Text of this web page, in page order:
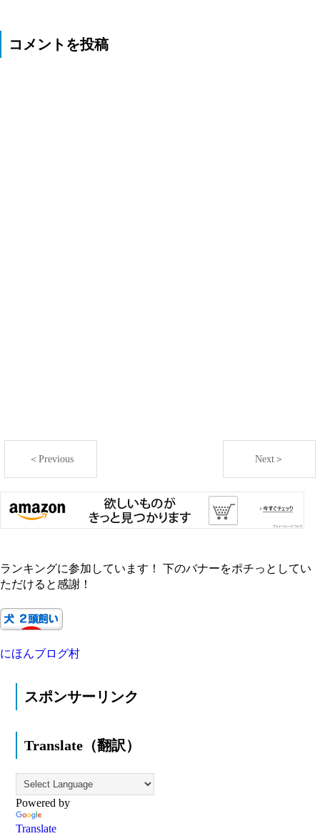
コメントを投稿
＜Previous Next＞
ランキングに参加しています！ 下のバナーをポチっとしてい
ただけると感謝！
にほんブログ村
スポンサーリンク
Translate（翻訳）
Powered by
Translate